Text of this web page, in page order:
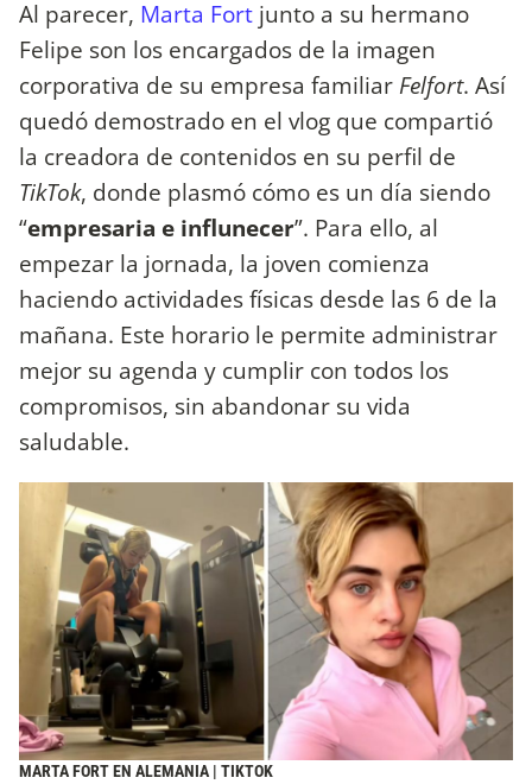
Al parecer, Marta Fort junto a su hermano
Felipe son los encargados de la imagen
corporativa de su empresa familiar Felfort. Así
quedó demostrado en el vlog que compartió
la creadora de contenidos en su perfil de
TikTok, donde plasmó cómo es un día siendo
“empresaria e influnecer”. Para ello, al
empezar la jornada, la joven comienza
haciendo actividades físicas desde las 6 de la
mañana. Este horario le permite administrar
mejor su agenda y cumplir con todos los
compromisos, sin abandonar su vida
saludable.
MARTA FORT EN ALEMANIA | TIKTOK